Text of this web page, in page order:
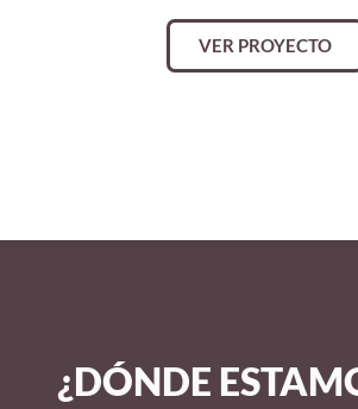
VER PROYECTO
¿DÓNDE